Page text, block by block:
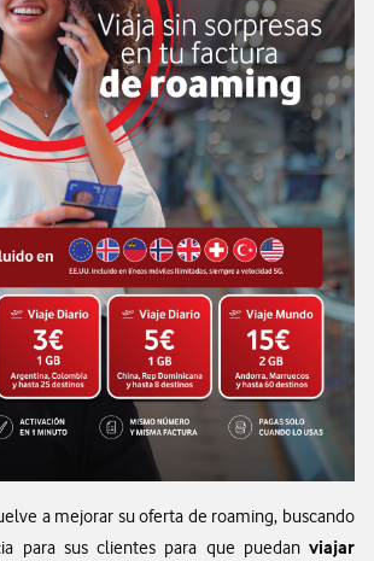
a mejorar su oferta de roaming, buscando
para sus clientes para que puedan viajar